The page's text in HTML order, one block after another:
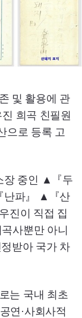
및 활용에 관
희곡 친필원
으로 등록 고
장 중인 ▲『두
난파』 ▲『산
진이 직접 집
사뿐만 아니
받아 국가 차
는 국내 최초
연·사회사적